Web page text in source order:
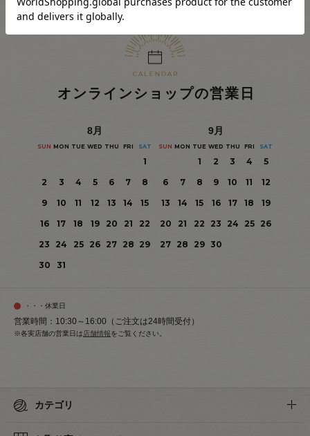
オンラインショップの営業日
8月
SUN MON TUE WED THU FRI SAT
1
2
3 4 5 6 7
8
9
10 11 12 13 14
15
16
17 18 19 20 21
22
23
24 25 26 27 28 29
30
31
9月
SUN MON TUE WED THU FRI SAT
1 2 3 4
5
6
7 8 9 10 11
12
13
14 15 16 17 18
19
20
21 22 23 24 25
26
27 28 29 30
・・・休業日
営業時間：10:30～16:00（ご注文は24時間受付）
※各実店舗の営業日は 店舗情報をご覧ください。
カテゴリ